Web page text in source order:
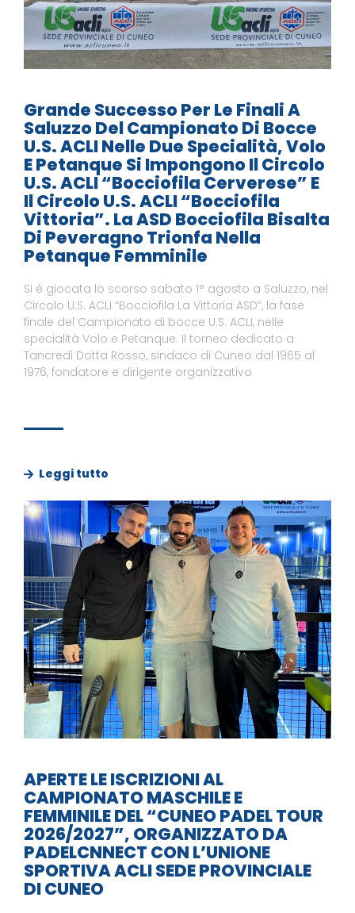
Grande Successo Per Le Finali A
Saluzzo Del Campionato Di Bocce
U.S. ACLI Nelle Due Specialità, Volo
E Petanque Si Impongono Il Circolo
U.S. ACLI “Bocciofila Cerverese” E
Il Circolo U.S. ACLI “Bocciofila
Vittoria”. La ASD Bocciofila Bisalta
Di Peveragno Trionfa Nella
Petanque Femminile
Si è giocata lo scorso sabato 1° agosto a Saluzzo, nel
Circolo U.S. ACLI “Bocciofila La Vittoria ASD”, la fase
finale del Campionato di bocce U.S. ACLI, nelle
specialità Volo e Petanque. Il torneo dedicato a
Tancredi Dotta Rosso, sindaco di Cuneo dal 1965 al
1976, fondatore e dirigente organizzativo
Leggi tutto
APERTE LE ISCRIZIONI AL
CAMPIONATO MASCHILE E
FEMMINILE DEL “CUNEO PADEL TOUR
2026/2027”, ORGANIZZATO DA
PADELCNNECT CON L’UNIONE
SPORTIVA ACLI SEDE PROVINCIALE
DI CUNEO